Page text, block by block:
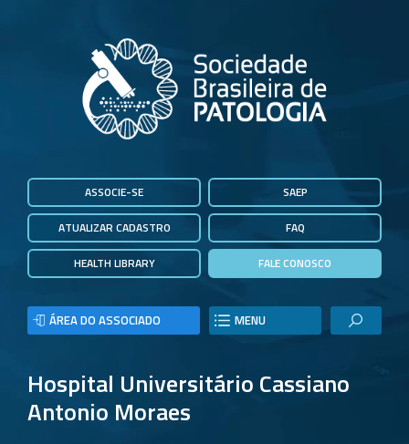
ASSOCIE-SE
ATUALIZAR CADASTRO
HEALTH LIBRARY
SAEP
FAQ
FALE CONOSCO
ÁREA DO ASSOCIADO MENU
Hospital Universitário Cassiano
Antonio Moraes